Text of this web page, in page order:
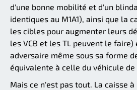
d'une bonne mobilité et d'un
identiques au M1A1), ainsi que la
les cibles pour augmenter leurs
les VCB et les TL peuvent le
adversaire même sous sa forme
équivalente à celle du véhicule de
Mais ce n'est pas tout. La caisse